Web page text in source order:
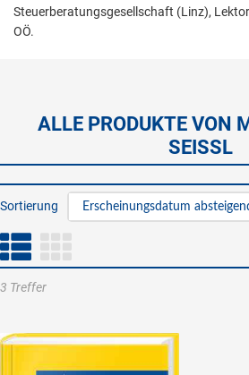
Steuerberatungsgesellschaft (Linz),
OÖ.
ALLE PRODUKTE VON
SEISSL
Sortierung Erscheinungsdatum
3 Treffer